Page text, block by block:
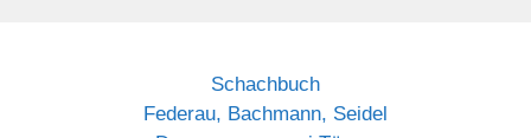
Schachbuch
Federau, Bachmann, Seidel